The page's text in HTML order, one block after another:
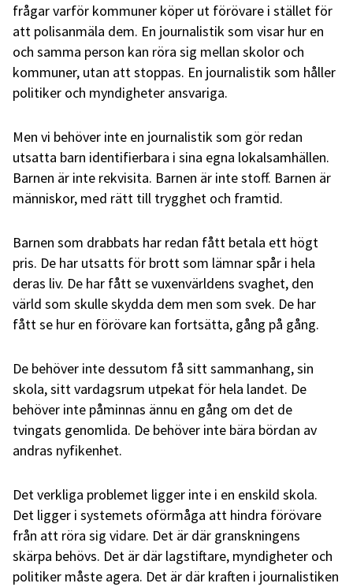
frågar varför kommuner köper ut förövare i stället för
att polisanmäla dem. En journalistik som visar hur en
och samma person kan röra sig mellan skolor och
kommuner, utan att stoppas. En journalistik som håller
politiker och myndigheter ansvariga.
Men vi behöver inte en journalistik som gör redan
utsatta barn identifierbara i sina egna lokalsamhällen.
Barnen är inte rekvisita. Barnen är inte stoff. Barnen är
människor, med rätt till trygghet och framtid.
Barnen som drabbats har redan fått betala ett högt
pris. De har utsatts för brott som lämnar spår i hela
deras liv. De har fått se vuxenvärldens svaghet, den
värld som skulle skydda dem men som svek. De har
fått se hur en förövare kan fortsätta, gång på gång.
De behöver inte dessutom få sitt sammanhang, sin
skola, sitt vardagsrum utpekat för hela landet. De
behöver inte påminnas ännu en gång om det de
tvingats genomlida. De behöver inte bära bördan av
andras nyfikenhet.
Det verkliga problemet ligger inte i en enskild skola.
Det ligger i systemets oförmåga att hindra förövare
från att röra sig vidare. Det är där granskningens
skärpa behövs. Det är där lagstiftare, myndigheter och
politiker måste agera. Det är där kraften i journalistiken